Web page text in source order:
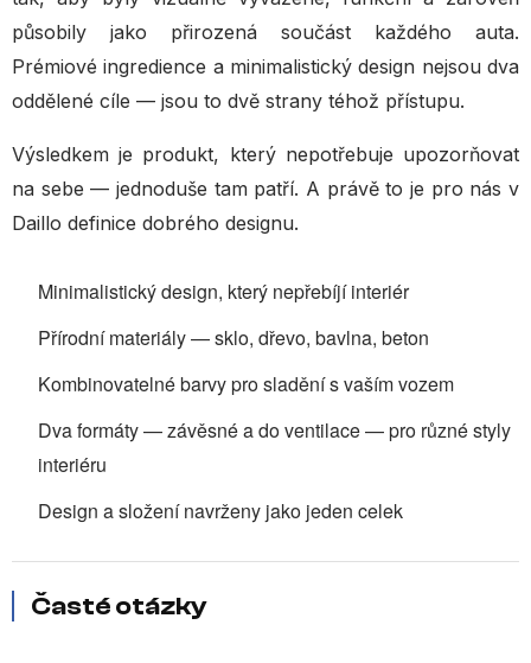
působily jako přirozená součást každého auta.
Prémiové ingredience a minimalistický design nejsou dva
oddělené cíle — jsou to dvě strany téhož přístupu.
Výsledkem je produkt, který nepotřebuje upozorňovat
na sebe — jednoduše tam patří. A právě to je pro nás v
Daillo definice dobrého designu.
Minimalistický design, který nepřebíjí interiér
Přírodní materiály — sklo, dřevo, bavlna, beton
Kombinovatelné barvy pro sladění s vaším vozem
Dva formáty — závěsné a do ventilace — pro různé styly
interiéru
Design a složení navrženy jako jeden celek
Časté otázky